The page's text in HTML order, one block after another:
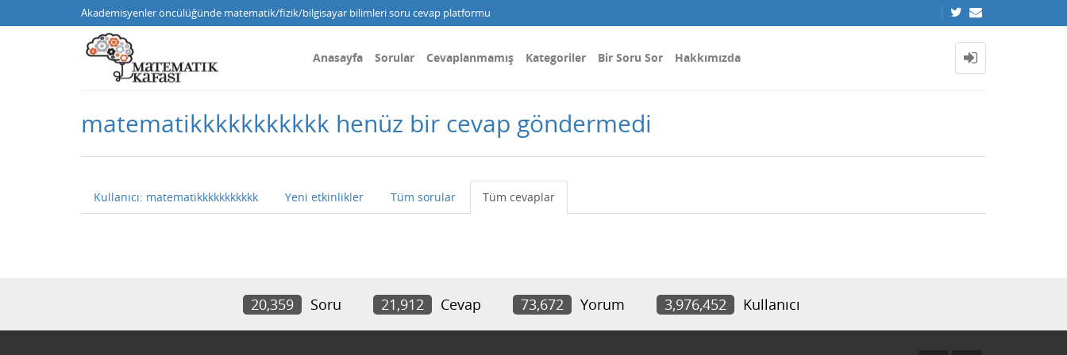
Akademisyenler öncülüğünde matematik/fizik/bilgisayar bilimleri soru cevap platformu
Anasayfa Sorular Cevaplanmamış Kategoriler Bir Soru Sor Hakkımızda
matematikkkkkkkkkkk henüz bir cevap göndermedi
Kullanıcı: matematikkkkkkkkkkk Yeni etkinlikler Tüm sorular Tüm cevaplar
20,359 Soru 21,912 Cevap 73,672 Yorum 3,976,452 Kullanıcı